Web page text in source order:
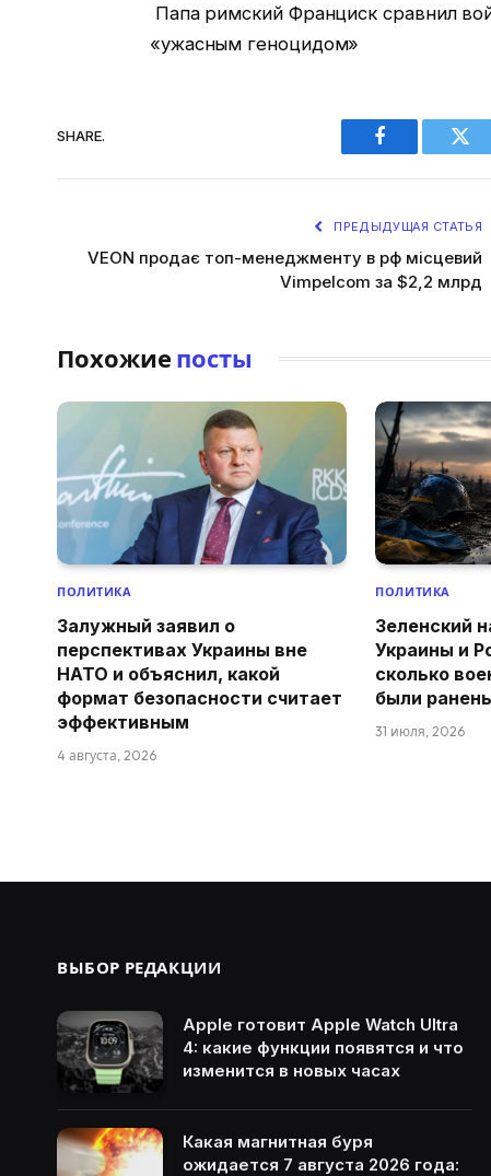
Папа римский Франциск сравнил
«ужасным геноцидом»
SHARE.
Facebook
ПРЕДЫДУЩАЯ СТАТЬЯ
VEON продає топ-менеджменту в рф місцевий
Vimpelcom за $2,2 млрд
Похожие посты
ПОЛИТИКА
Залужный заявил о
перспективах Украины вне
НАТО и объяснил, какой
формат безопасности считает
эффективным
4 августа, 2026
ПОЛИТИКА
Зеленский
Украины и
сколько
были
31 июля, 2026
ВЫБОР РЕДАКЦИИ
Apple готовит Apple Watch Ultra
4: какие функции появятся и что
изменится в новых часах
Какая магнитная буря
ожидается 7 августа 2026 года: